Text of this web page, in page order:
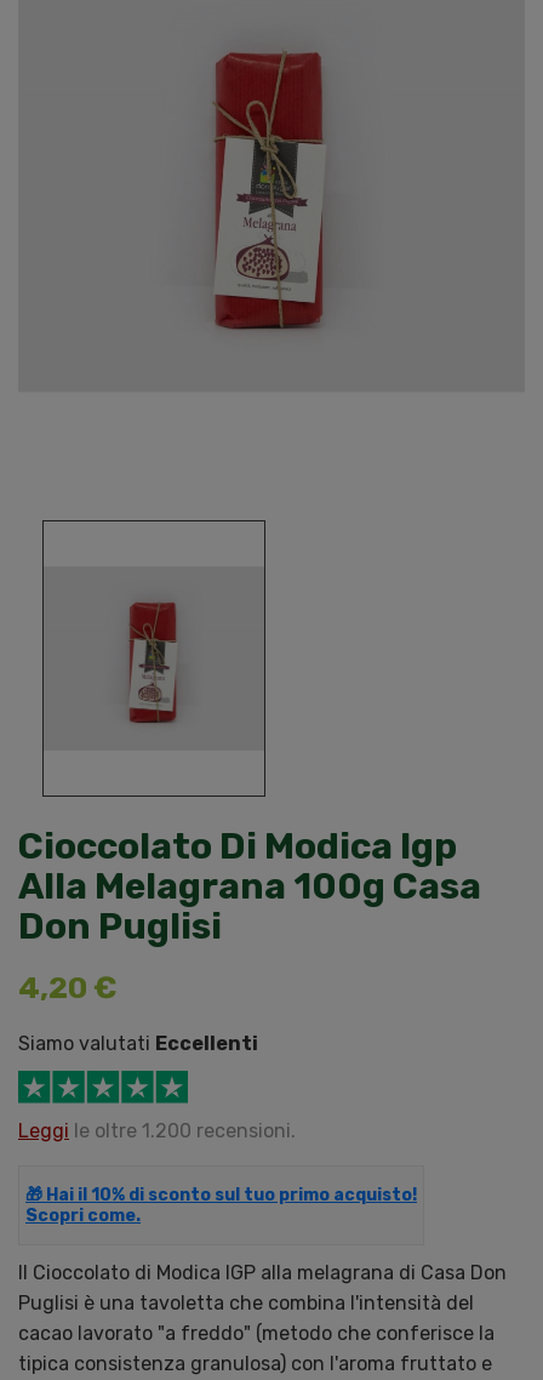
Cioccolato Di Modica Igp
Alla Melagrana 100g Casa
Don Puglisi
4,20 €
Siamo valutati Eccellenti
Leggi le oltre 1.200 recensioni.
🎁 Hai il 10% di sconto sul tuo primo acquisto!
Scopri come.
Il Cioccolato di Modica IGP alla melagrana di Casa Don
Puglisi è una tavoletta che combina l'intensità del
cacao lavorato "a freddo" (metodo che conferisce la
tipica consistenza granulosa) con l'aroma fruttato e